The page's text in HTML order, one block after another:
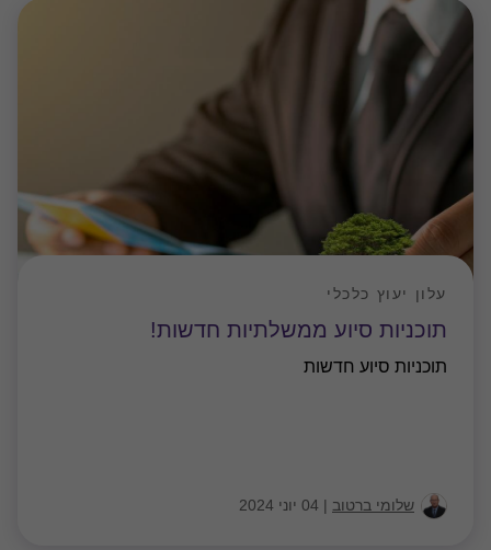
תוכניות סיוע ממשלתיות חדשות!
עלון יעוץ כלכלי
תוכניות סיוע חדשות
שלומי ברטוב | 04 יוני 2024